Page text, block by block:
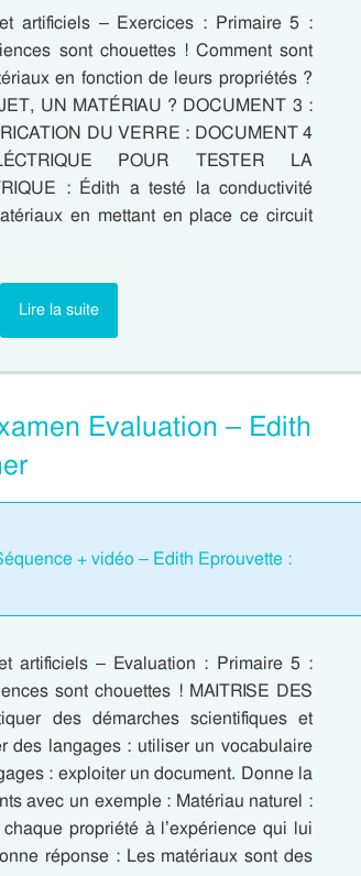
artificiels – Exercices : Primaire 5 :
sont chouettes ! Comment sont
en fonction de leurs propriétés ?
UN MATÉRIAU ? DOCUMENT 3 :
DU VERRE : DOCUMENT 4
POUR TESTER LA
: Édith a testé la conductivité
en mettant en place ce circuit
Lire la suite
Evaluation – Edith
+ vidéo – Edith Eprouvette :
artificiels – Evaluation : Primaire 5 :
sont chouettes ! MAITRISE DES
des démarches scientifiques et
des langages : utiliser un vocabulaire
: exploiter un document. Donne la
avec un exemple : Matériau naturel :
propriété à l’expérience qui lui
réponse : Les matériaux sont des